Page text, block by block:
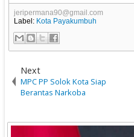
jeripermana90@gmail.com
Label: Kota Payakumbuh
Next
MPC PP Solok Kota Siap
Berantas Narkoba